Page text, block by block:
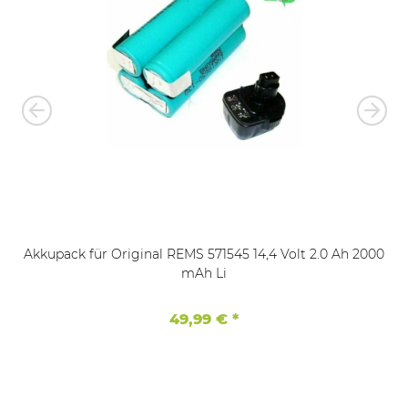
Akkupack für Original REMS 571545 14,4 Volt 2.0 Ah 2000
mAh Li
49,99 € *